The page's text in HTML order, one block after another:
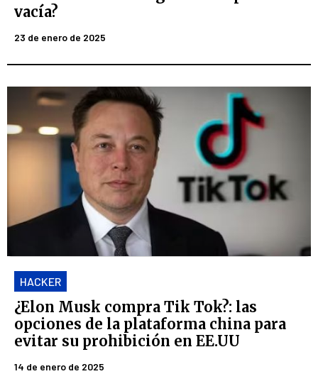
vacía?
23 de enero de 2025
HACKER
¿Elon Musk compra Tik Tok?: las
opciones de la plataforma china para
evitar su prohibición en EE.UU
14 de enero de 2025